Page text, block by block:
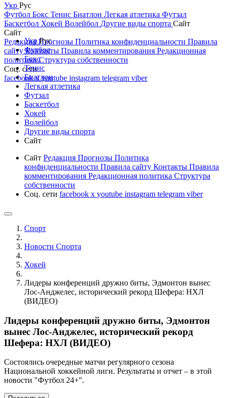
Укр Рус
Футбол Бокс Тенис Биатлон Легкая атлетика Футзал
Баскетбол Хокей Волейбол Другие виды спорта Сайт
Сайт
РедакцияПрогнозы Политика конфиденциальности Правила
сайтуКонтакты Правила комментирования Редакционная
политикаСтруктура собственности
Соц. сети
facebookxyoutube instagram telegram viber
УкрРус
Футбол
Бокс
Тенис
Биатлон
Легкая атлетика
Футзал
Баскетбол
Хокей
Волейбол
Другие виды спорта
Сайт
Сайт Редакция Прогнозы Политика
конфиденциальности Правила сайту Контакты Правила
комментирования Редакционная политика Структура
собственности
Соц. сети facebook x youtube instagram telegram viber
Спорт
Новости Cпорта
Хокей
Лидеры конференций дружно биты, Эдмонтон вынес
Лос-Анджелес, исторический рекорд Шефера: НХЛ
(ВИДЕО)
Лидеры конференций дружно биты, Эдмонтон
вынес Лос-Анджелес, исторический рекорд
Шефера: НХЛ (ВИДЕО)
Состоялись очередные матчи регулярного сезона
Национальной хоккейной лиги. Результаты и отчет – в этой
новости "Футбол 24+".